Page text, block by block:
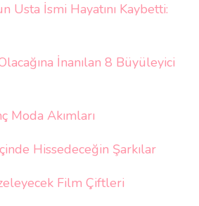
Usta İsmi Hayatını Kaybetti:
İnanılan 8 Büyüleyici
Moda Akımları
Hissedeceğin Şarkılar
Film Çiftleri